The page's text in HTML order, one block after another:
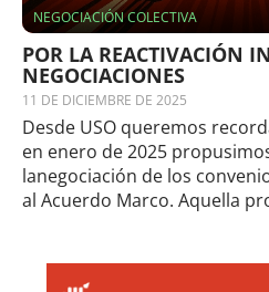
NEGOCIACIÓN COLECTIVA
POR LA REACTIVACIÓN
NEGOCIACIONES
11 DE DICIEMBRE DE 2025
Desde USO queremos
en enero de 2025
lanegociación de los
al Acuerdo Marco. Aquella